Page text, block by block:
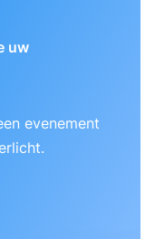
uw
evenement